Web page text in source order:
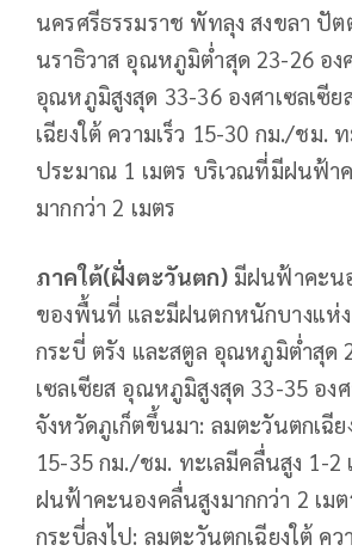
นครศรีธรรมราช พัทลุง สงขลา ปั
นราธิวาส อุณหภูมิต่ำสุด 23-26 อง
อุณหภูมิสูงสุด 33-36 องศาเซลเซีย
เฉียงใต้ ความเร็ว 15-30 กม./ชม.
ประมาณ 1 เมตร บริเวณที่มีฝนฟ้า
มากกว่า 2 เมตร
ภาคใต้(ฝั่งตะวันตก)มีฝนฟ้าคะน
ของพื้นที่ และมีฝนตกหนักบางแห่ง
กระบี่ ตรัง และสตูล อุณหภูมิต่ำสุด
เซลเซียส อุณหภูมิสูงสุด 33-35 อง
จังหวัดภูเก็ตขึ้นมา: ลมตะวันตกเฉีย
15-35 กม./ชม. ทะเลมีคลื่นสูง 1-2
ฝนฟ้าคะนองคลื่นสูงมากกว่า 2 เม
กระบี่ลงไป: ลมตะวันตกเฉียงใต้ คว